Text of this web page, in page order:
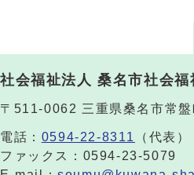
社会福祉法人 桑名市社会福
〒511-0062 三重県桑名市常
電話： 0594-22-8311
（代表）
ファックス：0594-23-5079